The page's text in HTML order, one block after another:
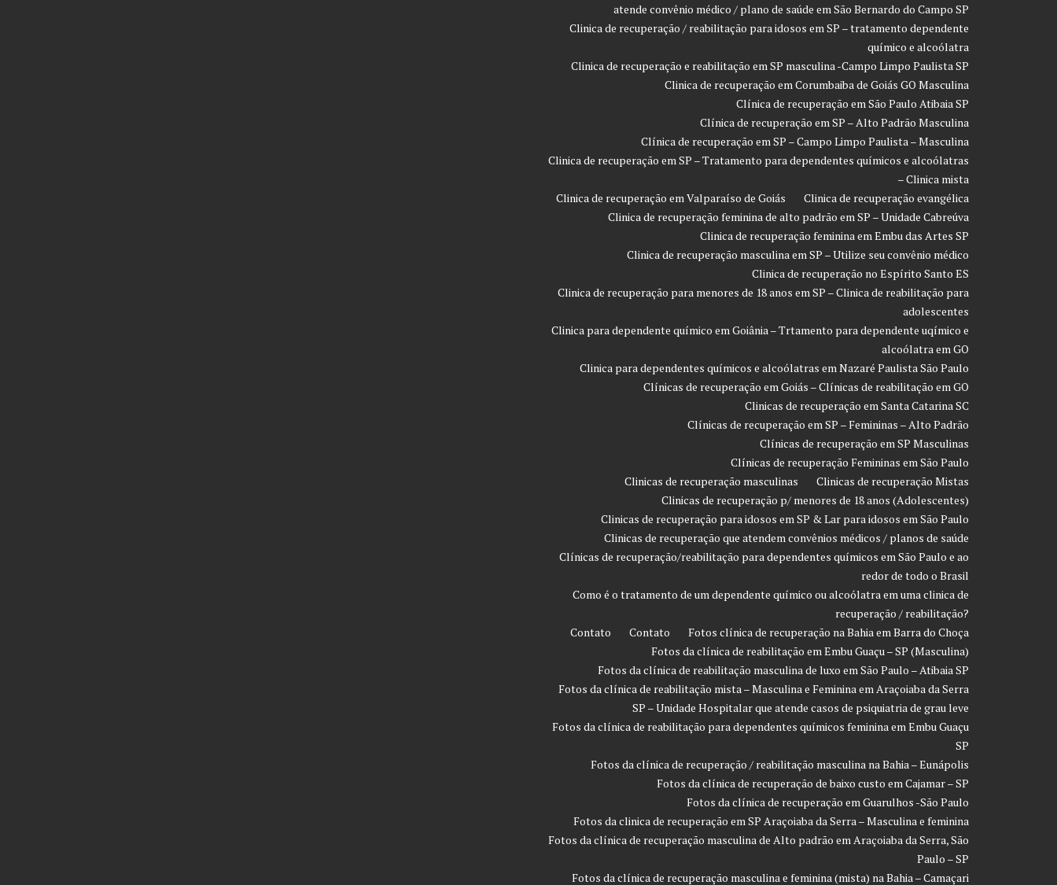
atende convênio médico / plano de saúde em São Bernardo do Campo SP
Clinica de recuperação / reabilitação para idosos em SP – tratamento dependente
químico e alcoólatra
Clinica de recuperação e reabilitação em SP masculina -Campo Limpo Paulista SP
Clinica de recuperação em Corumbaiba de Goiás GO Masculina
Clínica de recuperação em São Paulo Atibaia SP
Clínica de recuperação em SP – Alto Padrão Masculina
Clínica de recuperação em SP – Campo Limpo Paulista – Masculina
Clinica de recuperação em SP – Tratamento para dependentes químicos e alcoólatras
– Clinica mista
Clinica de recuperação em Valparaíso de Goiás
Clinica de recuperação evangélica
Clinica de recuperação feminina de alto padrão em SP – Unidade Cabreúva
Clinica de recuperação feminina em Embu das Artes SP
Clinica de recuperação masculina em SP – Utilize seu convênio médico
Clinica de recuperação no Espírito Santo ES
Clinica de recuperação para menores de 18 anos em SP – Clinica de reabilitação para
adolescentes
Clinica para dependente químico em Goiânia – Trtamento para dependente uqímico e
alcoólatra em GO
Clinica para dependentes químicos e alcoólatras em Nazaré Paulista São Paulo
Clínicas de recuperação em Goiás – Clínicas de reabilitação em GO
Clinicas de recuperação em Santa Catarina SC
Clínicas de recuperação em SP – Femininas – Alto Padrão
Clínicas de recuperação em SP Masculinas
Clínicas de recuperação Femininas em São Paulo
Clinicas de recuperação masculinas
Clinicas de recuperação Mistas
Clinicas de recuperação p/ menores de 18 anos (Adolescentes)
Clinicas de recuperação para idosos em SP & Lar para idosos em São Paulo
Clinicas de recuperação que atendem convênios médicos / planos de saúde
Clínicas de recuperação/reabilitação para dependentes químicos em São Paulo e ao
redor de todo o Brasil
Como é o tratamento de um dependente químico ou alcoólatra em uma clinica de
recuperação / reabilitação?
Contato
Contato
Fotos clínica de recuperação na Bahia em Barra do Choça
Fotos da clínica de reabilitação em Embu Guaçu – SP (Masculina)
Fotos da clínica de reabilitação masculina de luxo em São Paulo – Atibaia SP
Fotos da clínica de reabilitação mista – Masculina e Feminina em Araçoiaba da Serra
SP – Unidade Hospitalar que atende casos de psiquiatria de grau leve
Fotos da clínica de reabilitação para dependentes químicos feminina em Embu Guaçu
SP
Fotos da clínica de recuperação / reabilitação masculina na Bahia – Eunápolis
Fotos da clínica de recuperação de baixo custo em Cajamar – SP
Fotos da clínica de recuperação em Guarulhos -São Paulo
Fotos da clinica de recuperação em SP Araçoiaba da Serra – Masculina e feminina
Fotos da clínica de recuperação masculina de Alto padrão em Araçoiaba da Serra, São
Paulo – SP
Fotos da clínica de recuperação masculina e feminina (mista) na Bahia – Camaçari